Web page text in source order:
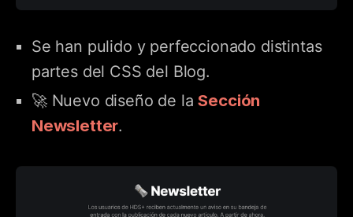
Se han pulido y perfeccionado distintas
partes del CSS del Blog.
🚀 Nuevo diseño de laSección
Newsletter.